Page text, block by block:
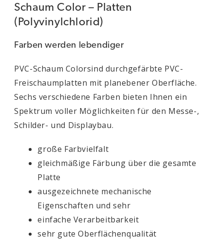
Schaum Color – Platten
(Polyvinylchlorid)
Farben werden lebendiger
PVC-Schaum Colorsind durchgefärbte PVC-
Freischaumplatten mit planebener Oberfläche.
Sechs verschiedene Farben bieten Ihnen ein
Spektrum voller Möglichkeiten für den Messe-,
Schilder- und Displaybau.
große Farbvielfalt
gleichmäßige Färbung über die gesamte
Platte
ausgezeichnete mechanische
Eigenschaften und sehr
einfache Verarbeitbarkeit
sehr gute Oberflächenqualität